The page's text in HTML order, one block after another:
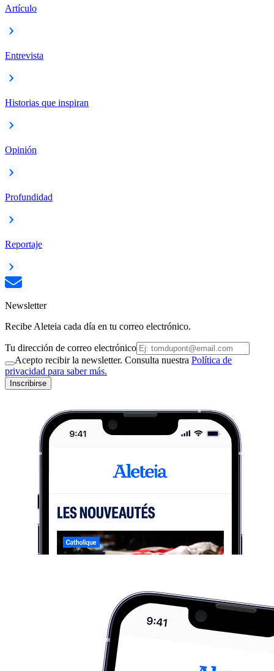
Artículo
Entrevista
Historias que inspiran
Opinión
Profundidad
Reportaje
Newsletter
Recibe Aleteia cada día en tu correo electrónico.
Tu dirección de correo electrónico
Acepto recibir la newsletter. Consulta nuestra Política de
privacidad para saber más.
Inscribirse